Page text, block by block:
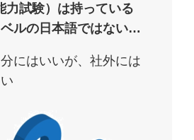
力試験）は持っている
ルの日本語ではない…
にはいいが、社外には